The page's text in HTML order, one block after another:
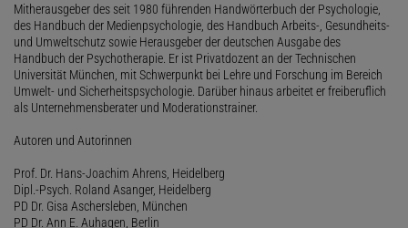
Mitherausgeber des seit 1980 führenden Handwörterbuch der Psychologie,
des Handbuch der Medienpsychologie, des Handbuch Arbeits-, Gesundheits-
und Umweltschutz sowie Herausgeber der deutschen Ausgabe des
Handbuch der Psychotherapie. Er ist Privatdozent an der Technischen
Universität München, mit Schwerpunkt bei Lehre und Forschung im Bereich
Umwelt- und Sicherheitspsychologie. Darüber hinaus arbeitet er freiberuflich
als Unternehmensberater und Moderationstrainer.
Autoren und Autorinnen
Prof. Dr. Hans-Joachim Ahrens, Heidelberg
Dipl.-Psych. Roland Asanger, Heidelberg
PD Dr. Gisa Aschersleben, München
PD Dr. Ann E. Auhagen, Berlin